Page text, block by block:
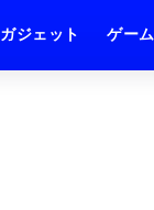
ガジェット ゲーム